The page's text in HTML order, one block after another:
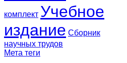
комплект Учебное
издание Сборник
научных трудов
Мета теги